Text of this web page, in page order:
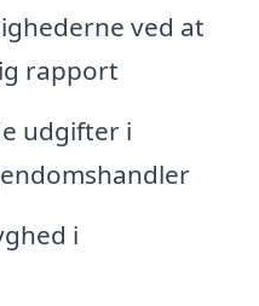
ved at
rapport
udgifter i
i